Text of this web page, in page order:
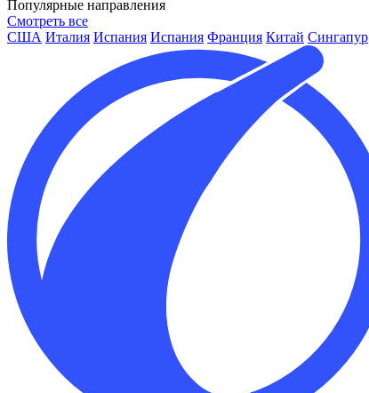
Популярные направления
Смотреть все
США Италия Испания Испания Франция Китай Сингапур